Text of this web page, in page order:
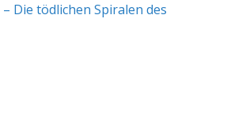
Die tödlichen Spiralen des